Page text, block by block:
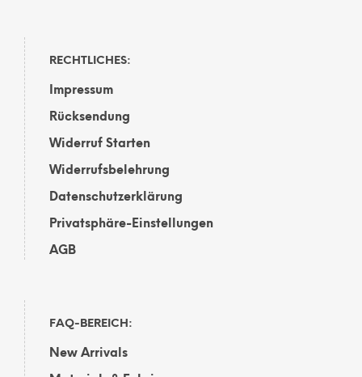
RECHTLICHES:
Impressum
Rücksendung
Widerruf Starten
Widerrufsbelehrung
Datenschutzerklärung
Privatsphäre-Einstellungen
AGB
FAQ-BEREICH:
New Arrivals